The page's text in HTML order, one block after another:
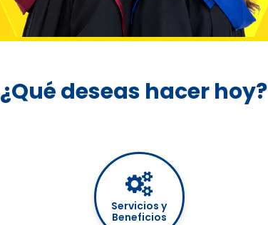
¿Qué deseas hacer hoy?
Servicios y
Beneficios